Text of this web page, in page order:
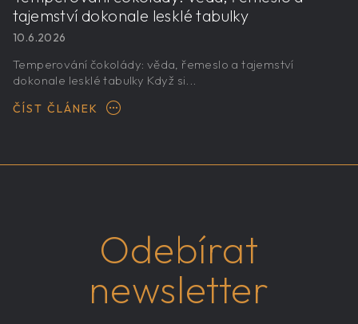
tajemství dokonale lesklé tabulky
10.6.2026
Temperování čokolády: věda, řemeslo a tajemství
dokonale lesklé tabulky Když si...
ČÍST ČLÁNEK
Odebírat
newsletter